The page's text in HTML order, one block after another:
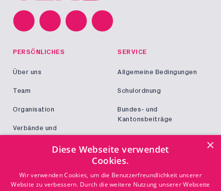
PERSÖNLICHES
Über uns
Team
Organisation
Verbände und
SERVICE
Allgemeine Bedingungen
Schulordnung
Bundes- und
Kantonsbeiträge
KONTAKT
×
Diese Webseite verwendet
Cookies.
Wir verwenden Cookies, um die Benutzerfreundlichkeit unserer
Website zu verbessern. Durch die weitere Nutzung unserer Webseite